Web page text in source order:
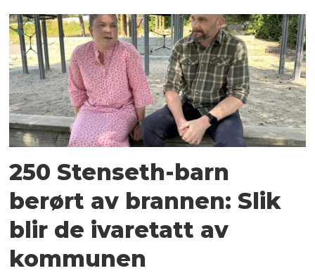
250 Stenseth-barn
berørt av brannen: Slik
blir de ivaretatt av
kommunen